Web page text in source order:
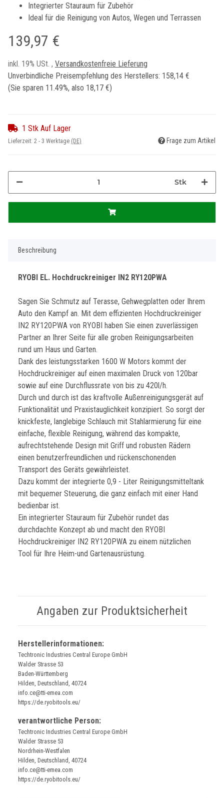
Integrierter Stauraum für Zubehör
Ideal für die Reinigung von Autos, Wegen und Terrassen
139,97 €
inkl. 19% USt. , Versandkostenfreie Lieferung
Unverbindliche Preisempfehlung des Herstellers: 158,14 €
(Sie sparen 11.49%, also 18,17 €)
1 Stk Auf Lager
Lieferzeit: 2 - 3 Werktage (DE) Frage zum Artikel
Stk
Beschreibung
RYOBI EL. Hochdruckreiniger IN2 RY120PWA
Sagen Sie Schmutz auf Terasse, Gehwegplatten oder Ihrem
Auto den Kampf an. Mit dem effizienten Hochdruckreiniger
IN2 RY120PWA von RYOBI haben Sie einen zuverlässigen
Partner an Ihrer Seite für alle groben Reinigungsarbeiten
rund um Haus und Garten.
Dank des leistungsstarken 1600 W Motors kommt der
Hochdruckreiniger auf einen maximalen Druck von 120bar
sowie auf eine Durchflussrate von bis zu 420l/h.
Durch und durch ist das kraftvolle Außenreinigungsgerät auf
Funktionalität und Praxistauglichkeit konzipiert. So sorgt der
knickfeste, langlebige Schlauch mit Stahlarmierung für eine
einfache, flexible Reinigung, während das kompakte,
aufrechtstehende Design mit Griff und robusten Rädern
einen benutzerfreundlichen und rückenschonenden
Transport des Geräts gewährleistet.
Dazu kommt der integrierte 0,9 - Liter Reinigungsmitteltank
mit bequemer Steuerung, die ganz einfach mit einer Hand
bedienbar ist.
Ein integrierter Stauraum für Zubehör rundet das
durchdachte Konzept ab und macht den RYOBI
Hochdruckreiniger IN2 RY120PWA zu einem nützlichen
Tool für Ihre Heim-und Gartenausrüstung.
Angaben zur Produktsicherheit
Herstellerinformationen:
Techtronic Industries Central Europe GmbH
Walder Strasse 53
Baden-Württemberg
Hilden, Deutschland, 40724
info.ce@tti-emea.com
https://de.ryobitools.eu/
verantwortliche Person:
Techtronic Industries Central Europe GmbH
Walder Strasse 53
Nordrhein-Westfalen
Hilden, Deutschland, 40724
info.ce@tti-emea.com
https://de.ryobitools.eu/